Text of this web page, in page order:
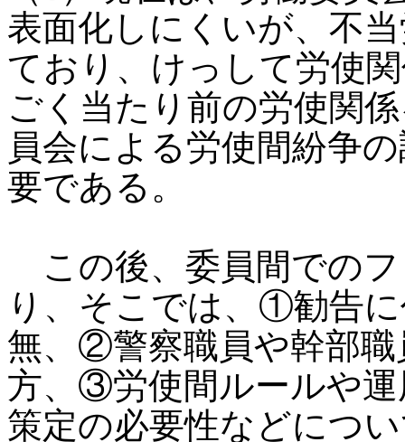
表面化しにくいが、不
ており、けっして労使
ごく当たり前の労使関
員会による労使間紛争
要である。
この後、委員間での
り、そこでは、①勧告
無、②警察職員や幹部
方、③労使間ルールや
策定の必要性などにつ